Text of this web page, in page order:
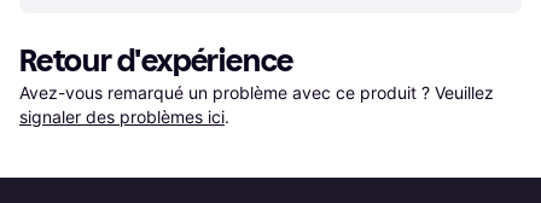
Retour d'expérience
Avez-vous remarqué un problème avec ce produit ? Veuillez
signaler des problèmes ici.